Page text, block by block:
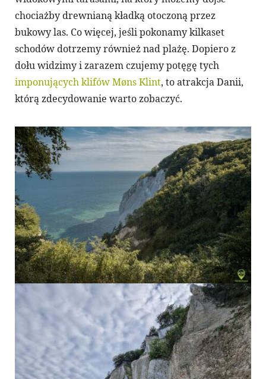
chociażby drewnianą kładką otoczoną przez
bukowy las. Co więcej, jeśli pokonamy kilkaset
schodów dotrzemy również nad plażę. Dopiero z
dołu widzimy i zarazem czujemy potęgę tych
imponujących klifów Møns Klint, to atrakcja Danii,
którą zdecydowanie warto zobaczyć.